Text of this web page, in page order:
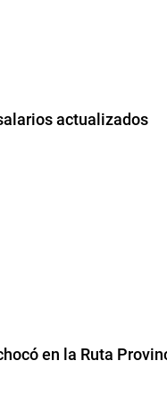
actualizados
en la Ruta